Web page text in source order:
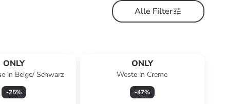
Alle Filter
ONLY
in Beige/ Schwarz
-25%
ONLY
Weste in Creme
-47%